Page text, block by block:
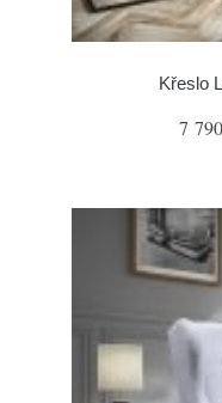
Křeslo
7